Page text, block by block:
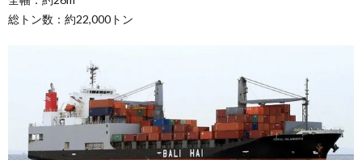
総トン数：約22,000トン